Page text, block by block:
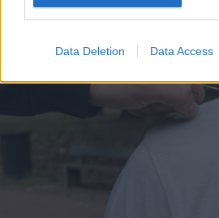
Data Deletion Data Access